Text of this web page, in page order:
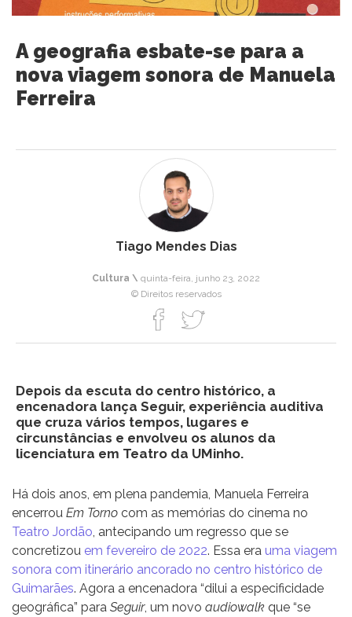
A geografia esbate-se para a
nova viagem sonora de Manuela
Ferreira
Tiago Mendes Dias
Cultura \ quinta-feira, junho 23, 2022
© Direitos reservados
Depois da escuta do centro histórico, a
encenadora lança Seguir, experiência auditiva
que cruza vários tempos, lugares e
circunstâncias e envolveu os alunos da
licenciatura em Teatro da UMinho.
Há dois anos, em plena pandemia, Manuela Ferreira
encerrou Em Torno com as memórias do cinema no
Teatro Jordão , antecipando um regresso que se
concretizou em fevereiro de 2022. Essa era uma viagem
sonora com itinerário ancorado no centro histórico de
Guimarães. Agora a encenadora “dilui a especificidade
geográfica” para Seguir, um novo audiowalk que “se